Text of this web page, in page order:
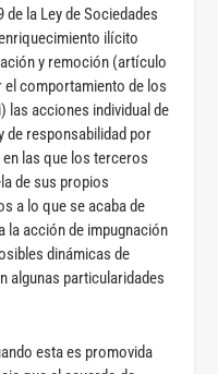
la Ley de Sociedades
ilícito
y remoción (artículo
el comportamiento de los
las acciones individual de
de responsabilidad por
las que los terceros
de sus propios
a lo que se acaba de
acción de impugnación
dinámicas de
algunas particularidades
esta es promovida